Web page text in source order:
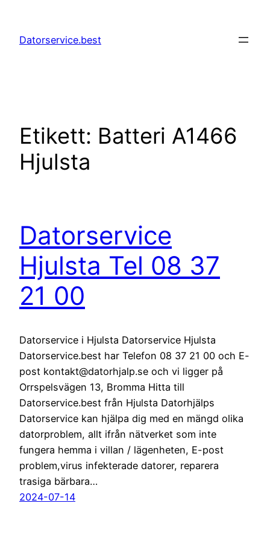
innehåll
Datorservice.best
Etikett: Batteri A1466
Hjulsta
Datorservice
Hjulsta Tel 08 37
21 00
Datorservice i Hjulsta Datorservice Hjulsta
Datorservice.best har Telefon 08 37 21 00 och E-
post kontakt@datorhjalp.se och vi ligger på
Orrspelsvägen 13, Bromma Hitta till
Datorservice.best från Hjulsta Datorhjälps
Datorservice kan hjälpa dig med en mängd olika
datorproblem, allt ifrån nätverket som inte
fungera hemma i villan / lägenheten, E-post
problem,virus infekterade datorer, reparera
trasiga bärbara…
2024-07-14